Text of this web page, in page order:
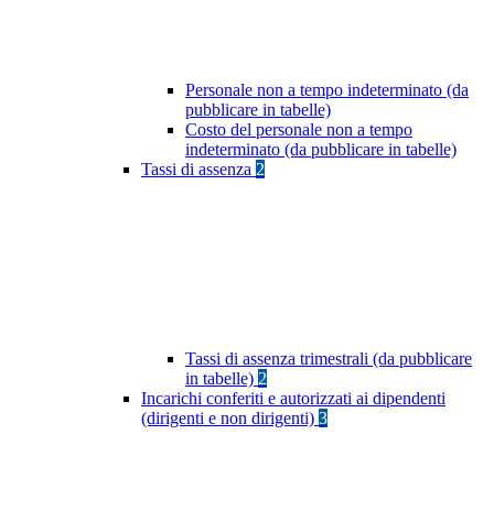
Personale non a tempo indeterminato (da
pubblicare in tabelle)
Costo del personale non a tempo
indeterminato (da pubblicare in tabelle)
Tassi di assenza 2
Tassi di assenza trimestrali (da pubblicare
in tabelle) 2
Incarichi conferiti e autorizzati ai dipendenti
(dirigenti e non dirigenti) 3